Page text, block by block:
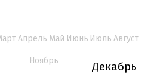
Апрель Май Июнь Июль Август
Ноябрь
Декабрь